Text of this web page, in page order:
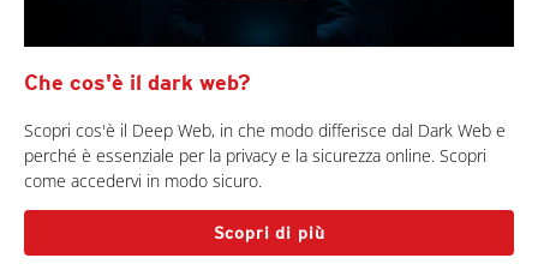
Che cos'è il dark web?
Scopri cos'è il Deep Web, in che modo differisce dal Dark Web e
perché è essenziale per la privacy e la sicurezza online. Scopri
come accedervi in modo sicuro.
Scopri di più